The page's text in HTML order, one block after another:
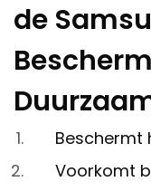
de
Beschermt
Voorkomt